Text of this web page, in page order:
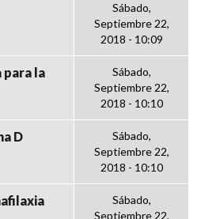
Sábado,
Septiembre 22,
2018 - 10:09
para la
Sábado,
Septiembre 22,
2018 - 10:10
D
Sábado,
Septiembre 22,
2018 - 10:10
Sábado,
Septiembre 22,